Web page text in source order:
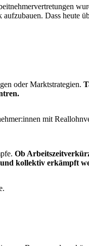
Dass
oder Marktstrategien.
mit
Ob
kollektiv erkämpft